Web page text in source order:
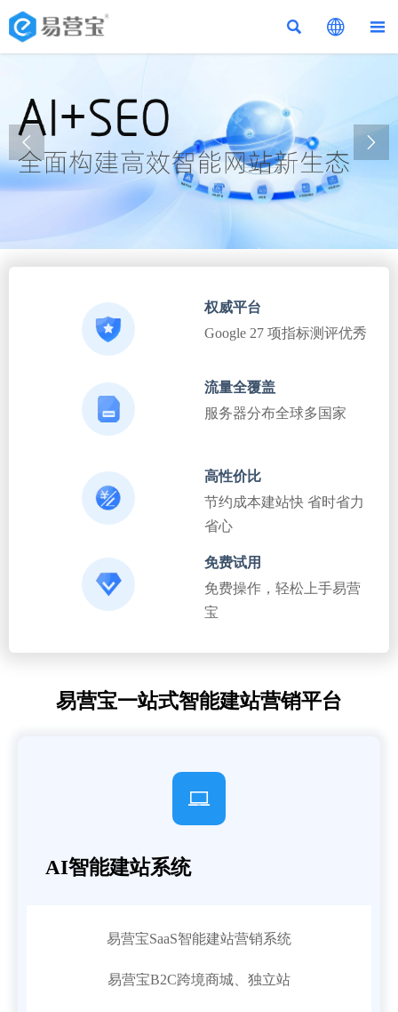
  
 
权威平台
Google 27 项指标测评优秀
流量全覆盖
服务器分布全球多国家
高性价比
节约成本建站快 省时省力
省心
免费试用
免费操作，轻松上手易营
宝
易营宝一站式智能建站营销平台

AI智能建站系统
易营宝SaaS智能建站营销系统
易营宝B2C跨境商城、独立站